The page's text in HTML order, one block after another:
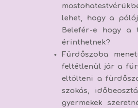
lehet, hogy a
Belefér-e hogy a
érinthetnek?
Fürdőszoba
feltétlenül jár a
eltölteni a
szokás,
gyermekek